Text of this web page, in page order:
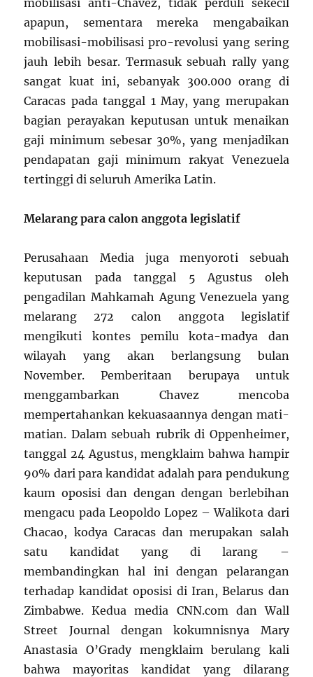
mobilisasi anti-Chavez, tidak perduli sekecil
apapun, sementara mereka mengabaikan
mobilisasi-mobilisasi pro-revolusi yang sering
jauh lebih besar. Termasuk sebuah rally yang
sangat kuat ini, sebanyak 300.000 orang di
Caracas pada tanggal 1 May, yang merupakan
bagian perayakan keputusan untuk menaikan
gaji minimum sebesar 30%, yang menjadikan
pendapatan gaji minimum rakyat Venezuela
tertinggi di seluruh Amerika Latin.
Melarang para calon anggota legislatif
Perusahaan Media juga menyoroti sebuah
keputusan pada tanggal 5 Agustus oleh
pengadilan Mahkamah Agung Venezuela yang
melarang 272 calon anggota legislatif
mengikuti kontes pemilu kota-madya dan
wilayah yang akan berlangsung bulan
November. Pemberitaan berupaya untuk
menggambarkan Chavez mencoba
mempertahankan kekuasaannya dengan mati-
matian. Dalam sebuah rubrik di Oppenheimer,
tanggal 24 Agustus, mengklaim bahwa hampir
90% dari para kandidat adalah para pendukung
kaum oposisi dan dengan dengan berlebihan
mengacu pada Leopoldo Lopez – Walikota dari
Chacao, kodya Caracas dan merupakan salah
satu kandidat yang di larang –
membandingkan hal ini dengan pelarangan
terhadap kandidat oposisi di Iran, Belarus dan
Zimbabwe. Kedua media CNN.com dan Wall
Street Journal dengan kokumnisnya Mary
Anastasia O’Grady mengklaim berulang kali
bahwa mayoritas kandidat yang dilarang